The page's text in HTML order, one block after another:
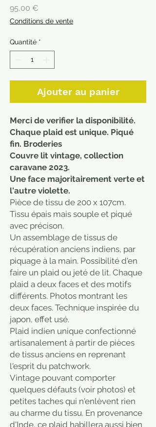
95,00 €
Conditions de vente
Quantité *
Ajouter au panier
Merci de verifier la disponibilité.
Chaque plaid est unique. Piqué
fin. Broderies
Couvre lit vintage, collection
caravane 2023.
Une face majoritairement verte et
l'autre violette.
Pièce de tissu de 200 x 107cm.
Tissu épais mais souple et piqué
avec précison.
Un assemblage de tissus de
récupération anciens indiens, par
piquage à la main. Possibilité d'en
faire un plaid ou jeté de lit. Chaque
plaid a deux faces et des motifs
différents. Photos montrant les
deux faces. Technique inspirée du
japon, effet usé.
Plaid indien unique confectionné
artisanalement à partir de pièces
de tissus anciens en reprenant
l'esprit du patchwork.
Vintage pouvant comporter
quelques défauts (voir photos) et
petites taches qui n'enlèvent rien
au charme du tissu. En provenance
d'Inde, ce plaid habillera aussi bien